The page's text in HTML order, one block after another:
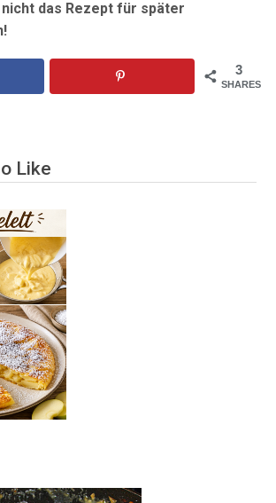
das Rezept für später
3
SHARES
Like